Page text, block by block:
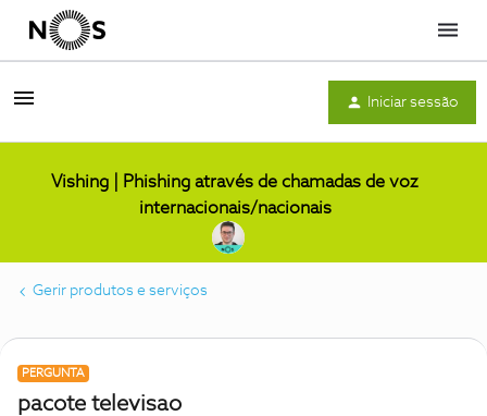
Menu
Iniciar sessão
Vishing | Phishing através de chamadas de voz
internacionais/nacionais
Gerir produtos e serviços
PERGUNTA
pacote televisao